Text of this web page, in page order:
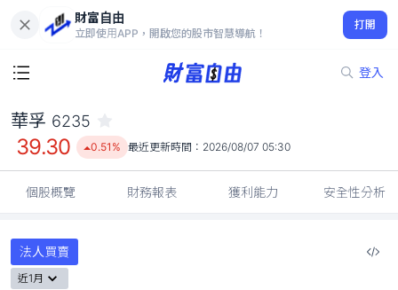
財富自由
立即使用APP，開啟您的股市智慧導航！
打開
登入
39.30
0.51%
華孚 6235
39.30 0.51% 最近更新時間： 2026/08/07 05:30
個股概覽 財務報表 獲利能力 安全性分析
法人買賣
近1月